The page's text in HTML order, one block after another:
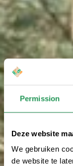
Permission
Deze website
We gebruiken
de website te